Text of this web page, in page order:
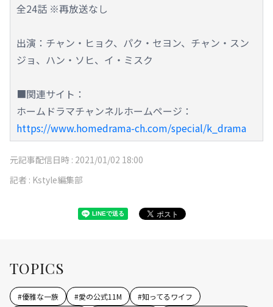
全24話 ※再放送なし
出演：チャン・ヒョク、パク・セヨン、チャン・スン
ジョ、ハン・ソヒ、イ・ミスク
■関連サイト：
ホームドラマチャンネルホームページ：
https://www.homedrama-ch.com/special/k_drama
元記事配信日時 : 2021/01/02 18:00
記者 : Kstyle編集部
TOPICS
#優雅な一族 #愛の公式11M #知ってるワイフ